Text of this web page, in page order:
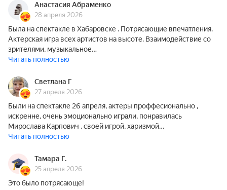
Анастасия Абраменко
28 апреля 2026
Была на спектакле в Хабаровске . Потрясающие впечатления.
Актерская игра всех артистов на высоте. Взаимодействие со
зрителями, музыкальное…
Читать полностью
Светлана Г
27 апреля 2026
Были на спектакле 26 апреля, актеры проффесионально ,
искренне, очень эмоционально играли, понравилась
Мирослава Карпович , своей игрой, харизмой…
Читать полностью
Тамара Г.
25 апреля 2026
Это было потрясающе!